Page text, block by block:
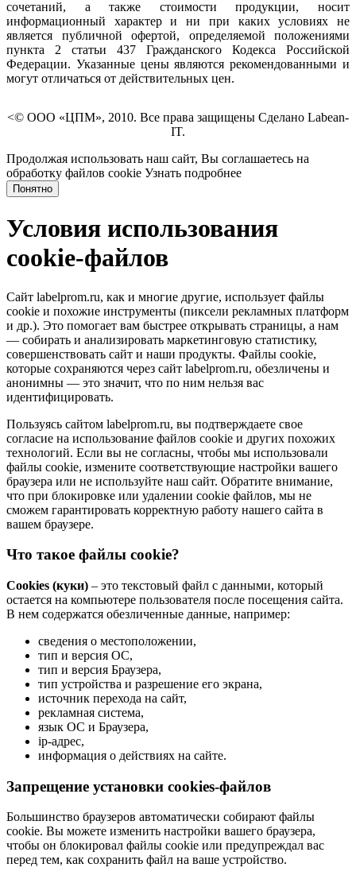
сочетаний, а также стоимости продукции, носит
информационный характер и ни при каких условиях не
является публичной офертой, определяемой положениями
пункта 2 статьи 437 Гражданского Кодекса Российской
Федерации. Указанные цены являются рекомендованными и
могут отличаться от действительных цен.
<© ООО «ЦПМ», 2010. Все права защищены Сделано Labean-
IT.
Продолжая использовать наш сайт, Вы соглашаетесь на
обработку файлов cookie Узнать подробнее
Понятно
Условия использования
cookie-файлов
Сайт labelprom.ru, как и многие другие, использует файлы
cookie и похожие инструменты (пиксели рекламных платформ
и др.). Это помогает вам быстрее открывать страницы, а нам
— собирать и анализировать маркетинговую статистику,
совершенствовать сайт и наши продукты. Файлы сookie,
которые сохраняются через сайт labelprom.ru, обезличены и
анонимны — это значит, что по ним нельзя вас
идентифицировать.
Пользуясь сайтом labelprom.ru, вы подтверждаете свое
согласие на использование файлов cookie и других похожих
технологий. Если вы не согласны, чтобы мы использовали
файлы cookie, измените соответствующие настройки вашего
браузера или не используйте наш сайт. Обратите внимание,
что при блокировке или удалении cookie файлов, мы не
сможем гарантировать корректную работу нашего сайта в
вашем браузере.
Что такое файлы cookie?
Cookies (куки) – это текстовый файл с данными, который
остается на компьютере пользователя после посещения сайта.
В нем содержатся обезличенные данные, например:
сведения о местоположении,
тип и версия ОС,
тип и версия Браузера,
тип устройства и разрешение его экрана,
источник перехода на сайт,
рекламная система,
язык ОС и Браузера,
ip-адрес,
информация о действиях на сайте.
Запрещение установки cookies-файлов
Большинство браузеров автоматически собирают файлы
cookie. Вы можете изменить настройки вашего браузера,
чтобы он блокировал файлы cookie или предупреждал вас
перед тем, как сохранить файл на ваше устройство.